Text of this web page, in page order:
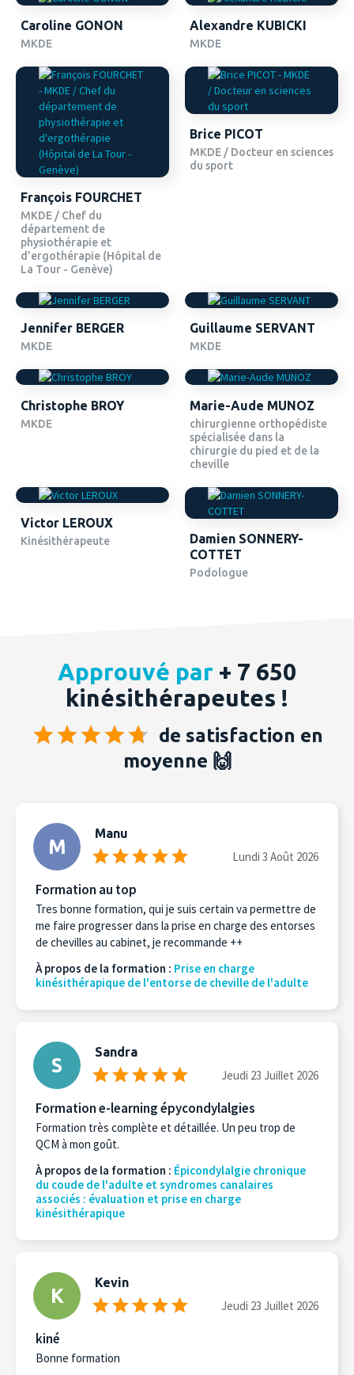
Caroline GONON
MKDE
Alexandre KUBICKI
MKDE
François FOURCHET
MKDE / Chef du
département de
physiothérapie et
d'ergothérapie (Hôpital de
La Tour - Genève)
Brice PICOT
MKDE / Docteur en sciences
du sport
Jennifer BERGER
MKDE
Guillaume SERVANT
MKDE
Christophe BROY
MKDE
Marie-Aude MUNOZ
chirurgienne orthopédiste
spécialisée dans la
chirurgie du pied et de la
cheville
Victor LEROUX
Kinésithérapeute
Damien SONNERY-
COTTET
Podologue
Approuvé par + 7 650
kinésithérapeutes !
de satisfaction en
moyenne 🙌
M
Manu
Lundi 3 Août 2026
Formation au top
Tres bonne formation, qui je suis certain va permettre de
me faire progresser dans la prise en charge des entorses
de chevilles au cabinet, je recommande ++
À propos de la formation : Prise en charge
kinésithérapique de l'entorse de cheville de l'adulte
S
Sandra
Jeudi 23 Juillet 2026
Formation e-learning épycondylalgies
Formation très complète et détaillée. Un peu trop de
QCM à mon goût.
À propos de la formation : Épicondylalgie chronique
du coude de l'adulte et syndromes canalaires
associés : évaluation et prise en charge
kinésithérapique
K
Kevin
Jeudi 23 Juillet 2026
kiné
Bonne formation